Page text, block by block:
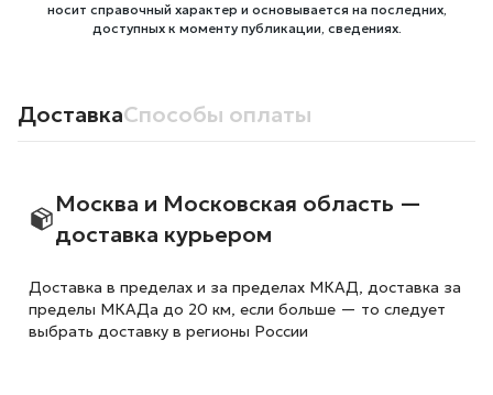
носит справочный характер и основывается на последних,
доступных к моменту публикации, сведениях.
ДоставкаСпособы оплаты
Москва и Московская область —
доставка курьером
Доставка в пределах и за пределах МКАД, доставка за
пределы МКАДа до 20 км, если больше — то следует
выбрать доставку в регионы России